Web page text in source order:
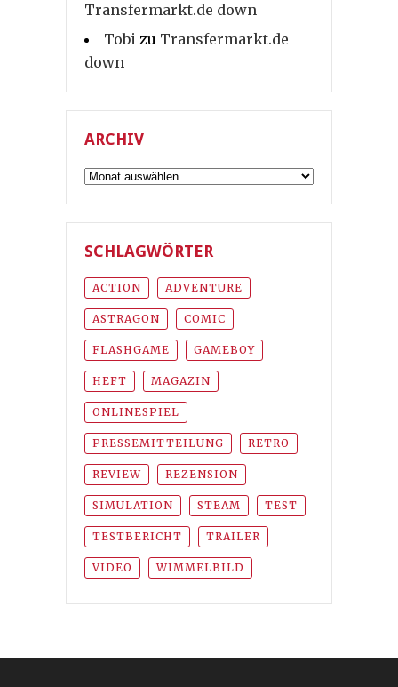
Transfermarkt.de down
Tobi zu Transfermarkt.de
down
ARCHIV
Archiv
SCHLAGWÖRTER
ACTION ADVENTURE
ASTRAGON COMIC
FLASHGAME GAMEBOY
HEFT MAGAZIN
ONLINESPIEL
PRESSEMITTEILUNG RETRO
REVIEW REZENSION
SIMULATION STEAM TEST
TESTBERICHT TRAILER
VIDEO WIMMELBILD